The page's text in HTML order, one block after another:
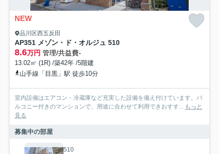
NEW
品川区西五反田
AP351 メゾン・ド・オルジュ 510
8.6万円 管理/共益費-
13.02㎡ (1R) /築42年 /5階建
山手線「目黒」駅 徒歩10分
室内設備はエアコン・冷蔵庫など充実した設備を備え付けています。バ
ルコニー付きのマンションで、用途に合わせて利用できおすす... もっと
見る
募集中の部屋
510